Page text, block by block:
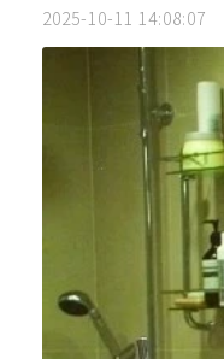
2025-10-11 14:08:07